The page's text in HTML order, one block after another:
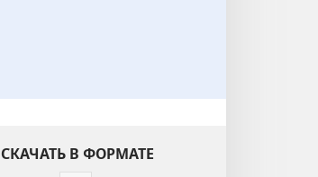
СКАЧАТЬ В ФОРМАТЕ